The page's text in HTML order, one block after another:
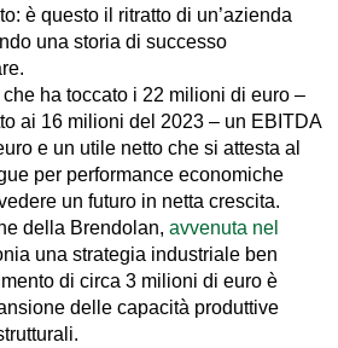
è questo il ritratto di un’azienda
una storia di successo
ha toccato i 22 milioni di euro –
ai 16 milioni del 2023 – un EBITDA
e un utile netto che si attesta al
per performance economiche
un futuro in netta crescita.
della Brendolan, avvenuta nel
una strategia industriale ben
di circa 3 milioni di euro è
delle capacità produttive